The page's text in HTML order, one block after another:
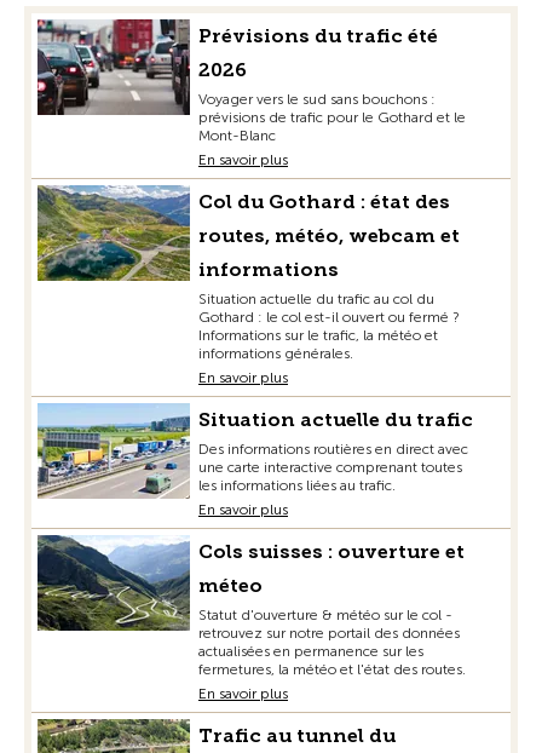
Prévisions du trafic été
2026
Voyager vers le sud sans bouchons :
prévisions de trafic pour le Gothard et le
Mont-Blanc
En savoir plus
Col du Gothard : état des
routes, météo, webcam et
informations
Situation actuelle du trafic au col du
Gothard : le col est-il ouvert ou fermé ?
Informations sur le trafic, la météo et
informations générales.
En savoir plus
Situation actuelle du trafic
Des informations routières en direct avec
une carte interactive comprenant toutes
les informations liées au trafic.
En savoir plus
Cols suisses : ouverture et
méteo
Statut d'ouverture & météo sur le col -
retrouvez sur notre portail des données
actualisées en permanence sur les
fermetures, la météo et l'état des routes.
En savoir plus
Trafic au tunnel du